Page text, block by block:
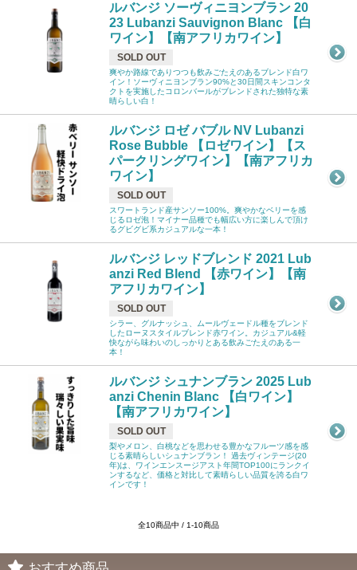
ルバンジ ソーヴィニヨンブラン 20
23 Lubanzi Sauvignon Blanc 【白
ワイン】【南アフリカワイン】
SOLD OUT
爽やか路線でありつつも飲みごたえのあるブレンド白ワ
イン！ソーヴィニヨンブラン90%と30日間スキンコンタ
クトを実施したコロンバールがブレンドされた独特な素
晴らしい白！
ルバンジ ロゼ バブル NV Lubanzi
Rose Bubble 【ロゼワイン】【ス
パークリングワイン】【南アフリカ
ワイン】
SOLD OUT
スワートランド産サンソー100%。爽やかなベリーを感
じるロゼ泡！マイナー品種でも幅広い方に楽しんで頂け
るグビグビ系カジュアルな一本！
ルバンジ レッドブレンド 2021 Lub
anzi Red Blend 【赤ワイン】【南
アフリカワイン】
SOLD OUT
シラー、グルナッシュ、ムールヴェードル種をブレンド
したローヌスタイルブレンド赤ワイン。カジュアル&軽
快ながら味わいのしっかりとある飲みごたえのある一
本！
ルバンジ シュナンブラン 2025 Lub
anzi Chenin Blanc 【白ワイン】
【南アフリカワイン】
SOLD OUT
梨やメロン、白桃などを思わせる豊かなフルーツ感を感
じる素晴らしいシュナンブラン！ 過去ヴィンテージ(20
年)は、ワインエンスージアスト年間TOP100にランクイ
ンするなど、価格と対比して素晴らしい品質を誇る白ワ
インです！
全10商品中 / 1-10商品